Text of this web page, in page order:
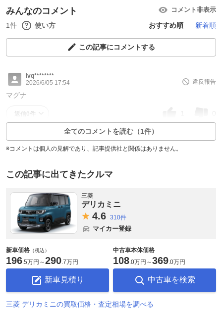
みんなのコメント コメント非表示
1件 使い方 おすすめ順 新着順
この記事にコメントする
ivq********
2026/6/05 17:54
違反報告
マグナ
返信0件
全てのコメントを読む（1件）
※コメントは個人の見解であり、記事提供社と関係はありません。
この記事に出てきたクルマ
三菱
デリカミニ
4.6 310件
マイカー登録
新車価格 （税込）
196.5万円 ～290.7万円
新車見積り
中古車本体価格
108.0万円 ～369.0万円
中古車を検索
三菱 デリカミニの買取価格・査定相場を調べる